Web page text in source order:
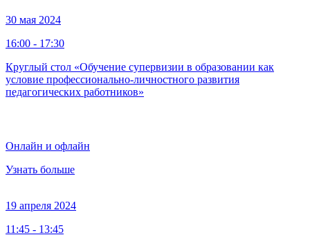
30 мая 2024
16:00 - 17:30
Круглый стол «Обучение супервизии в образовании как
условие профессионально-личностного развития
педагогических работников»
Онлайн и офлайн
Узнать больше
19 апреля 2024
11:45 - 13:45